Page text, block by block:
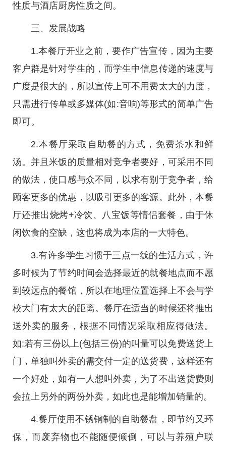
性质与酒店厨房性质之间。
三、发展战略
1.本餐厅开业之前，要作广告宣传，因为主要
客户群是针对学生的，而学生中信息传递的速度与
广度是很大的，所以宣传上可不用费太大的力度，
只需进行传单或多媒体(如:音响)等形式的简单广告
即可。
2.本餐厅采取自助餐的方式，免费茶水和鲜
汤。并且米饭的质量相对竞争者要好，可采用不同
的做法，使口感与众不同，以求有别于竞争者，给
顾客更多的优惠，以吸引更多的客源。此外，本餐
厅还推出烧烤+冷饮、八宝饭等情侣套餐，由于休
闲饮食的空缺，这也将成为本店的一大特色。
3.有许多学生习惯于三点一线的生活方式，许
多时候为了节约时间会选择最近的就餐地点而不愿
到较远点的餐馆，所以在地理位置选择上不会与学
校大门有太大的距离。餐厅在适当的时候还将推出
送外卖的服务，根据不同情况采取相应得做法。
如:若有三份以上(包括三份)的叫量可以免费送货上
门，单独叫外卖的需交付一定的送货费，这样还有
一个好处，如有一人想叫外卖，为了不出送货费则
会拉上另外的两份外卖，如此也是能增加销量的。
4.餐厅使用不锈钢制的自助餐盘，即节约又环
保，而废弃物也不能随便倾倒，可以与养殖户联